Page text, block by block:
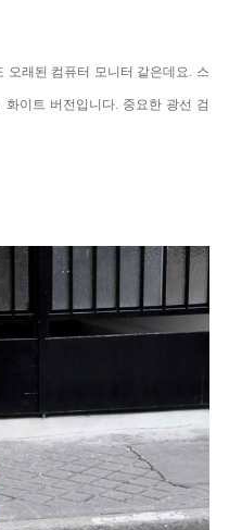
오래된 컴퓨터 모니터 같은데요. 스
이트 버전입니다. 중요한 광선 검